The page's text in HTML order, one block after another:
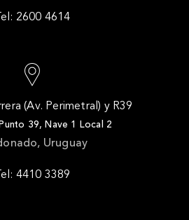
Tel: 2600 4614
(Av. Perimetral) y R39
39, Nave 1 Local 2
Uruguay
Tel: 4410 3389